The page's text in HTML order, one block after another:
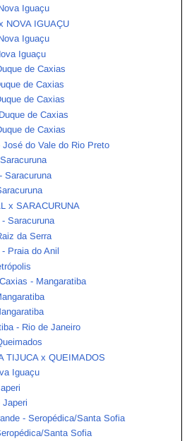
Iguaçu
NOVA IGUAÇU
Iguaçu
Iguaçu
de Caxias
de Caxias
de Caxias
de Caxias
de Caxias
do Vale do Rio Preto
Saracuruna
x SARACURUNA
Saracuruna
da Serra
Praia do Anil
- Mangaratiba
- Rio de Janeiro
TIJUCA x QUEIMADOS
Iguaçu
Japeri
- Seropédica/Santa Sofia
Santa Sofia